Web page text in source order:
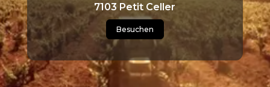
7103 Petit Celler
Besuchen